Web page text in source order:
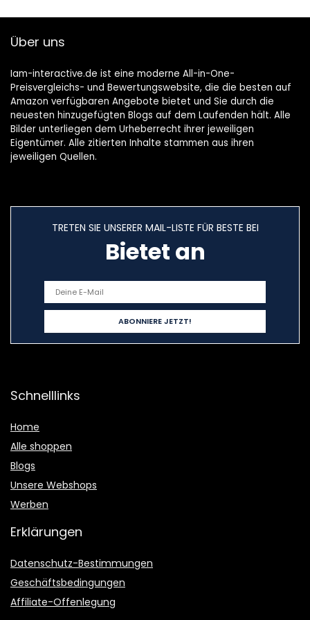
13-Zoll, Dunkel
Über uns
Iam-interactive.de ist eine moderne All-in-One-
Preisvergleichs- und Bewertungswebsite, die die besten auf
Amazon verfügbaren Angebote bietet und Sie durch die
neuesten hinzugefügten Blogs auf dem Laufenden hält. Alle
Bilder unterliegen dem Urheberrecht ihrer jeweiligen
Eigentümer. Alle zitierten Inhalte stammen aus ihren
jeweiligen Quellen.
TRETEN SIE UNSERER MAIL-LISTE FÜR BESTE BEI
Bietet an
Schnelllinks
Home
Alle shoppen
Blogs
Unsere Webshops
Werben
Erklärungen
Datenschutz-Bestimmungen
Geschäftsbedingungen
Affiliate-Offenlegung